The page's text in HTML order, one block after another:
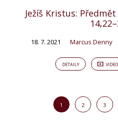
Ježíš Kristus:
18. 7. 2021 Marcus Denny
DETAILY VIDEO
1 2 3